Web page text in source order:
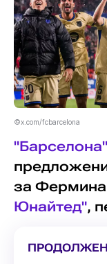
©x.com/fcbarcelona
"Барселона"
за
Юнайтед",